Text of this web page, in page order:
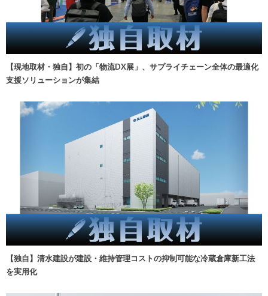
【現地取材・独自】初の「物流DX展」、サプライチェーン全体の最適化
支援ソリューションが集結
【独自】清水建設が建設・維持管理コストの抑制可能な冷蔵倉庫新工法
を実用化